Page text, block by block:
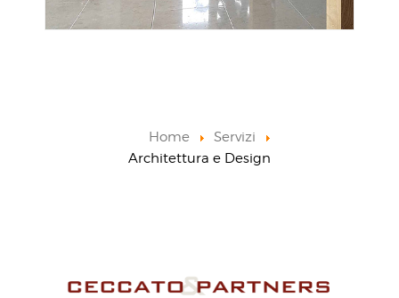
Home
Servizi
Architettura e Design